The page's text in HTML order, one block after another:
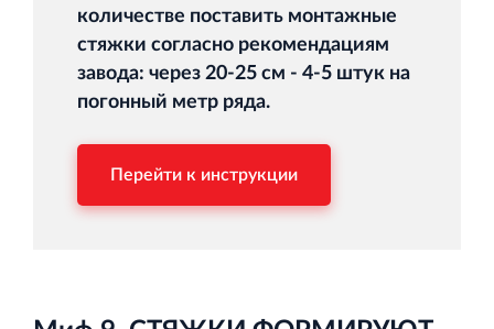
количестве поставить монтажные
стяжки согласно рекомендациям
завода: через 20-25 см - 4-5 штук на
погонный метр ряда.
Перейти к инструкции